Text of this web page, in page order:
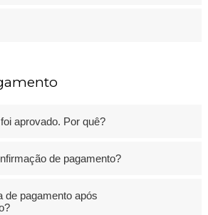
aprovado. Por quê?
de pagamento?
de pagamento após